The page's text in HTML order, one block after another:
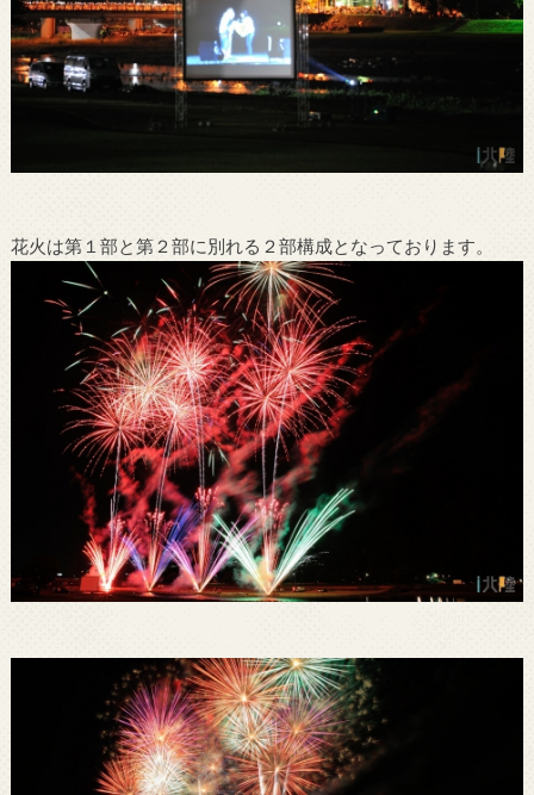
花火は第１部と第２部に別れる２部構成となっております。